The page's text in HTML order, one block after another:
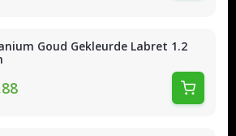
Goud Gekleurde Labret 1.2